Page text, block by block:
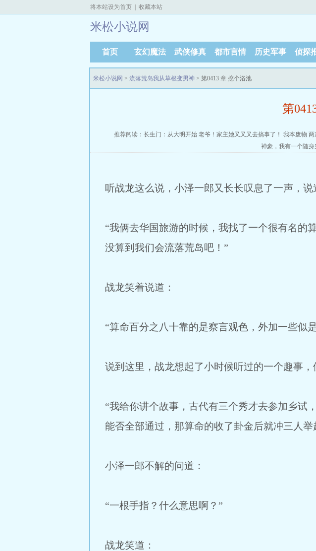
将本站设为首页 收藏本站
米松小说网
首页 玄幻魔法 武侠修真 都市言情 历史军事 侦探
米松小说网 > 流落荒岛我从草根变男神 > 第0413 章 挖个浴池
第
推荐阅读： 长生门：从大明开始 老爷！家主她又又又去搞事了！ 我本废物 两
神豪，我有一个随身
听战龙这么说，小泽一郎又长长叹息了一声，说
“我俩去华国旅游的时候，我找了一个很有名
没算到我们会流落荒岛吧！”
战龙笑着说道：
“算命百分之八十靠的是察言观色，外加一些
说到这里，战龙想起了小时候听过的一个趣事，
“我给你讲个故事，古代有三个秀才去参加乡试
能否全部通过，那算命的收了卦金后就冲三人
小泽一郎不解的问道：
“一根手指？什么意思啊？”
战龙笑道：